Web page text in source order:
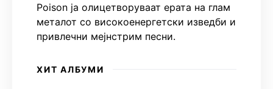
Poison ја олицетворуваат ерата на глам
металот со високоенергетски изведби и
привлечни мејнстрим песни.
ХИТ АЛБУМИ